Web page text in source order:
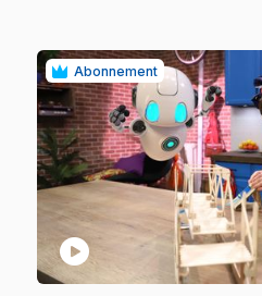
Abonnement
play_circle